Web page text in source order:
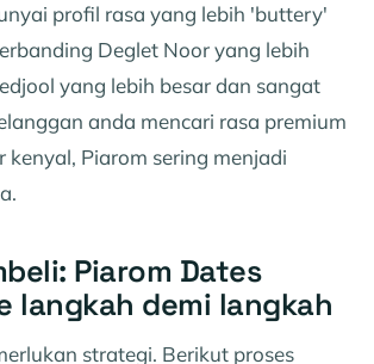
profil rasa yang lebih 'buttery'
Deglet Noor yang lebih
yang lebih besar dan sangat
anda mencari rasa premium
kenyal, Piarom sering menjadi
Piarom Dates
langkah demi langkah
strategi. Berikut proses